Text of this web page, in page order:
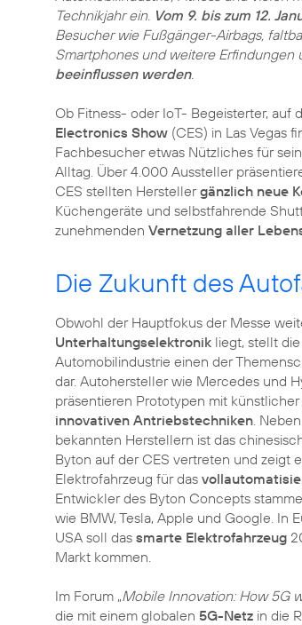
Technikjahr ein. Vom 9. bis zum 12.
Besucher wie Fußgänger-Airbags,
Smartphones und weitere Erfindungen
beeinflussen werden.
Ob Fitness- oder IoT- Begeisterter, auf
Electronics Show (CES) in Las Vegas
Fachbesucher etwas Nützliches für
Alltag. Über 4.000 Aussteller
CES stellten Herstellergänzlich neue
Küchengeräte und selbstfahrende
zunehmenden Vernetzung aller
Die Zukunft des
Obwohl der Hauptfokus der Messe
Unterhaltungselektronik liegt, stellt die
Automobilindustrie einen der
dar. Autohersteller wie Mercedes und
präsentieren Prototypen mit
innovativen Antriebstechniken.
bekannten Herstellern ist das
Byton auf der CES vertreten und zeigt
Elektrofahrzeug für das
Entwickler des Byton Concepts
wie BMW, Tesla, Apple und Google. In
USA soll das smarte Elektrofahrzeug
Markt kommen.
Im Forum „Mobile Innovation: How 5G
die mit einem globalen 5G-Netz in die